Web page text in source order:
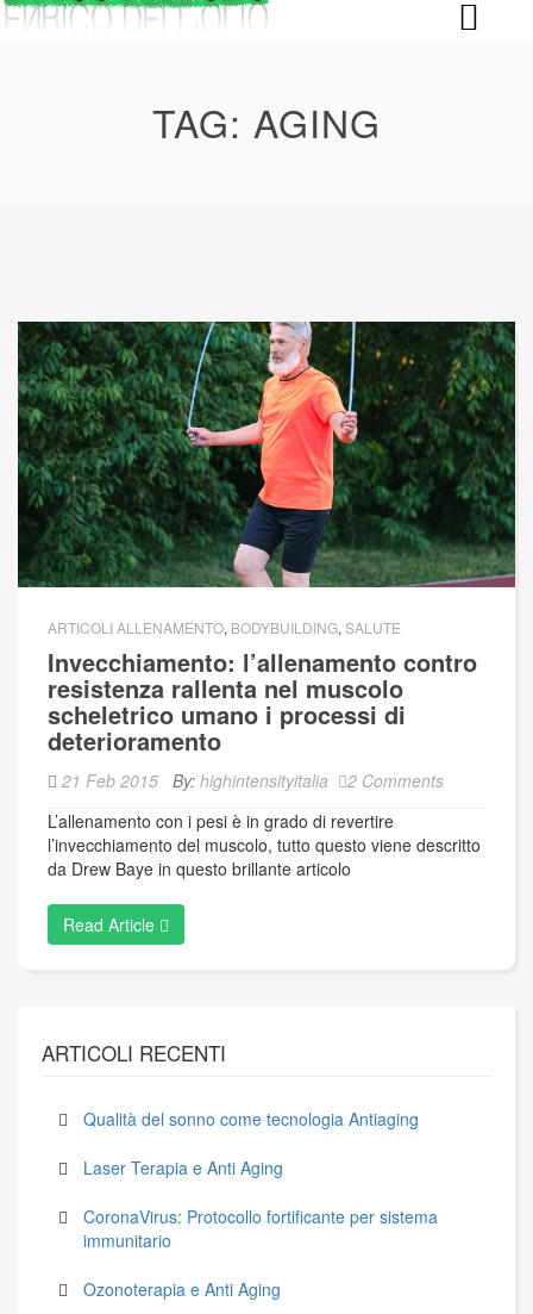
Skip
TAG: AGING
ARTICOLI ALLENAMENTO, BODYBUILDING, SALUTE
Invecchiamento: l’allenamento contro
resistenza rallenta nel muscolo
scheletrico umano i processi di
deterioramento
21 Feb 2015 By: highintensityitalia
2 Comments
L’allenamento con i pesi è in grado di revertire
l’invecchiamento del muscolo, tutto questo viene descritto
da Drew Baye in questo brillante articolo
Read Article
ARTICOLI RECENTI
Qualità del sonno come tecnologia Antiaging
Laser Terapia e Anti Aging
CoronaVirus: Protocollo fortificante per sistema
immunitario
Ozonoterapia e Anti Aging